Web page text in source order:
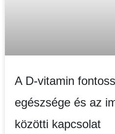
A D-vitamin
egészsége és az
közötti kapcsolat